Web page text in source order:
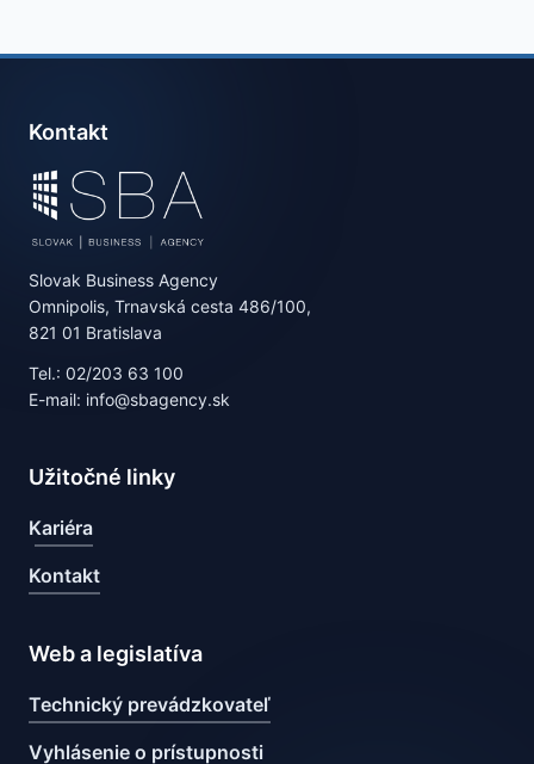
Kontakt
Slovak Business Agency
Omnipolis, Trnavská cesta 486/100,
821 01 Bratislava
Tel.: 02/203 63 100
E-mail: info@sbagency.sk
Užitočné linky
Kariéra
Kontakt
Web a legislatíva
Technický prevádzkovateľ
Vyhlásenie o prístupnosti